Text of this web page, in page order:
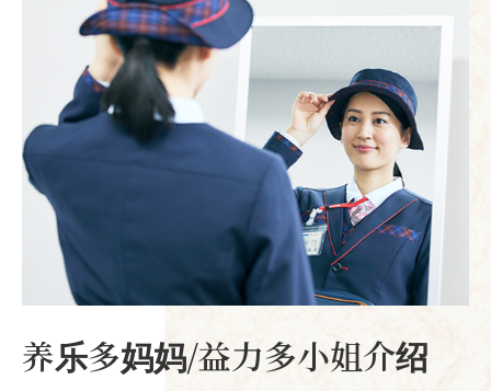
养乐多妈妈/益力多小姐介绍